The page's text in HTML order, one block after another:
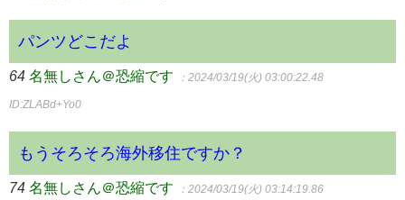
パンツどこだよ
64 名無しさん＠恐縮です ：2024/03/19(火) 03:00:22.48
ID:ZLABd+Yo0
もうそろそろ海外移住ですか？
74 名無しさん＠恐縮です ：2024/03/19(火) 03:14:19.86